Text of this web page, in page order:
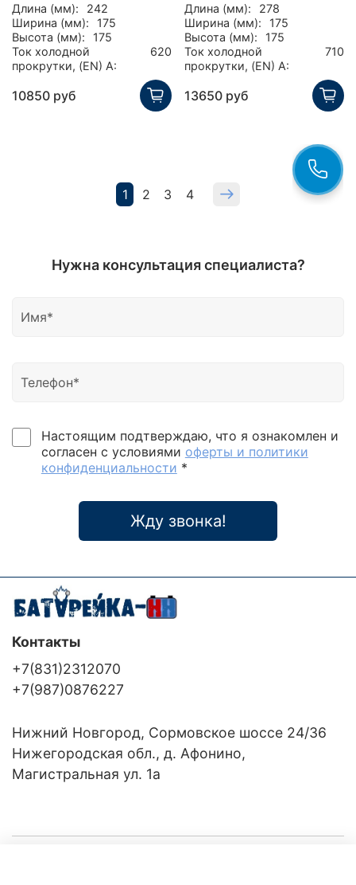
Длина (мм):
242
Ширина (мм):
175
Высота (мм):
175
Ток холодной
прокрутки, (EN) А:
620
10850 руб
Длина (мм):
278
Ширина (мм):
175
Высота (мм):
175
Ток холодной
прокрутки, (EN) А:
710
13650 руб
1 2 3 4
Нужна консультация специалиста?
Настоящим подтверждаю, что я ознакомлен и
согласен с условиями оферты и политики
конфиденциальности *
Жду звонка!
Контакты
+7(831)2312070
+7(987)0876227
Нижний Новгород, Сормовское шоссе 24/36
Нижегородская обл., д. Афонино,
Магистральная ул. 1а